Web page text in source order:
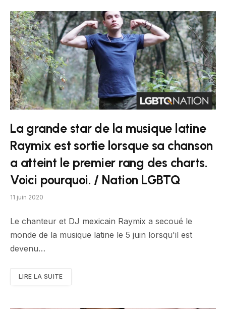
La grande star de la musique latine
Raymix est sortie lorsque sa chanson
a atteint le premier rang des charts.
Voici pourquoi. / Nation LGBTQ
11 juin 2020
Le chanteur et DJ mexicain Raymix a secoué le
monde de la musique latine le 5 juin lorsqu'il est
devenu…
LIRE LA SUITE